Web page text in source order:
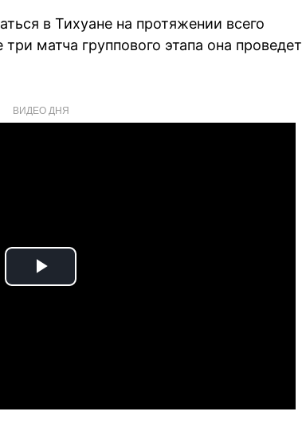
в Тихуане на протяжении всего
матча группового этапа она проведет
ВИДЕО ДНЯ
Play